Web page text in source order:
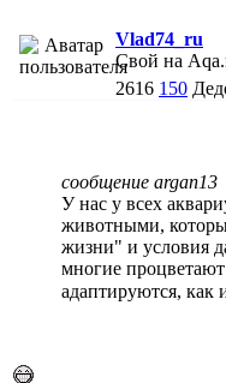
Vlad74_ru
Свой на
2616 150
сообщение argan13
У нас у всех
животными,
жизни" и условия
многие
адаптируются, как